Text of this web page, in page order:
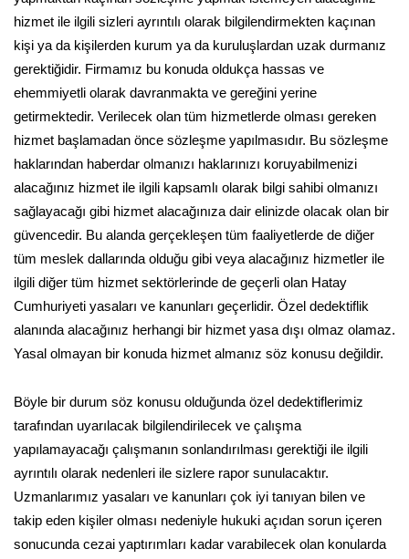
hizmet ile ilgili sizleri ayrıntılı olarak bilgilendirmekten kaçınan
kişi ya da kişilerden kurum ya da kuruluşlardan uzak durmanız
gerektiğidir. Firmamız bu konuda oldukça hassas ve
ehemmiyetli olarak davranmakta ve gereğini yerine
getirmektedir. Verilecek olan tüm hizmetlerde olması gereken
hizmet başlamadan önce sözleşme yapılmasıdır. Bu sözleşme
haklarından haberdar olmanızı haklarınızı koruyabilmenizi
alacağınız hizmet ile ilgili kapsamlı olarak bilgi sahibi olmanızı
sağlayacağı gibi hizmet alacağınıza dair elinizde olacak olan bir
güvencedir. Bu alanda gerçekleşen tüm faaliyetlerde de diğer
tüm meslek dallarında olduğu gibi veya alacağınız hizmetler ile
ilgili diğer tüm hizmet sektörlerinde de geçerli olan Hatay
Cumhuriyeti yasaları ve kanunları geçerlidir. Özel dedektiflik
alanında alacağınız herhangi bir hizmet yasa dışı olmaz olamaz.
Yasal olmayan bir konuda hizmet almanız söz konusu değildir.
Böyle bir durum söz konusu olduğunda özel dedektiflerimiz
tarafından uyarılacak bilgilendirilecek ve çalışma
yapılamayacağı çalışmanın sonlandırılması gerektiği ile ilgili
ayrıntılı olarak nedenleri ile sizlere rapor sunulacaktır.
Uzmanlarımız yasaları ve kanunları çok iyi tanıyan bilen ve
takip eden kişiler olması nedeniyle hukuki açıdan sorun içeren
sonucunda cezai yaptırımları kadar varabilecek olan konularda